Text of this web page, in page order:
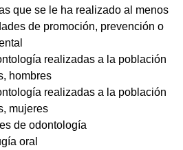
que se le ha realizado al menos
de promoción, prevención o
realizadas a la población
hombres
realizadas a la población
mujeres
de odontología
oral